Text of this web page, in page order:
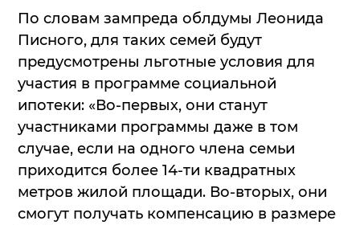
По словам зампреда облдумы Леонида
Писного, для таких семей будут
предусмотрены льготные условия для
участия в программе социальной
ипотеки: «Во-первых, они станут
участниками программы даже в том
случае, если на одного члена семьи
приходится более 14-ти квадратных
метров жилой площади. Во-вторых, они
смогут получать компенсацию в размере